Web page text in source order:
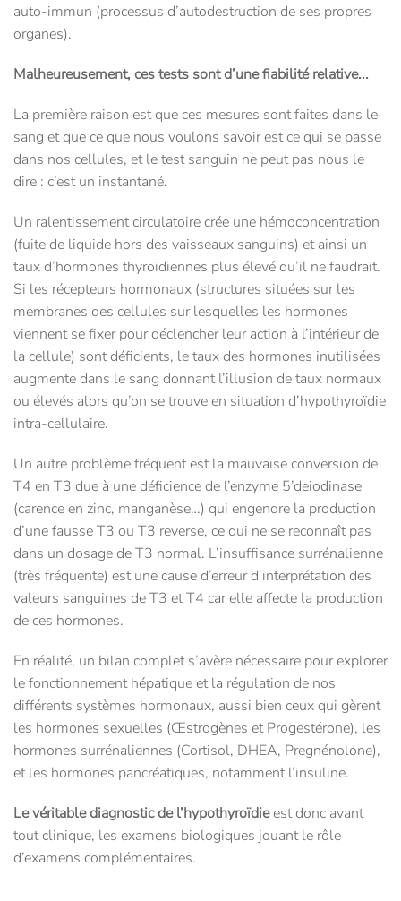
auto-immun (processus d’autodestruction de ses propres
organes).
Malheureusement, ces tests sont d’une fiabilité relative...
La première raison est que ces mesures sont faites dans le
sang et que ce que nous voulons savoir est ce qui se passe
dans nos cellules, et le test sanguin ne peut pas nous le
dire : c’est un instantané.
Un ralentissement circulatoire crée une hémoconcentration
(fuite de liquide hors des vaisseaux sanguins) et ainsi un
taux d’hormones thyroïdiennes plus élevé qu’il ne faudrait.
Si les récepteurs hormonaux (structures situées sur les
membranes des cellules sur lesquelles les hormones
viennent se fixer pour déclencher leur action à l’intérieur de
la cellule) sont déficients, le taux des hormones inutilisées
augmente dans le sang donnant l’illusion de taux normaux
ou élevés alors qu’on se trouve en situation d’hypothyroïdie
intra-cellulaire.
Un autre problème fréquent est la mauvaise conversion de
T4 en T3 due à une déficience de l’enzyme 5’deiodinase
(carence en zinc, manganèse…) qui engendre la production
d’une fausse T3 ou T3 reverse, ce qui ne se reconnaît pas
dans un dosage de T3 normal. L’insuffisance surrénalienne
(très fréquente) est une cause d’erreur d’interprétation des
valeurs sanguines de T3 et T4 car elle affecte la production
de ces hormones.
En réalité, un bilan complet s’avère nécessaire pour explorer
le fonctionnement hépatique et la régulation de nos
différents systèmes hormonaux, aussi bien ceux qui gèrent
les hormones sexuelles (Œstrogènes et Progestérone), les
hormones surrénaliennes (Cortisol, DHEA, Pregnénolone),
et les hormones pancréatiques, notamment l’insuline.
Le véritable diagnostic de l’hypothyroïdieest donc avant
tout clinique, les examens biologiques jouant le rôle
d’examens complémentaires.